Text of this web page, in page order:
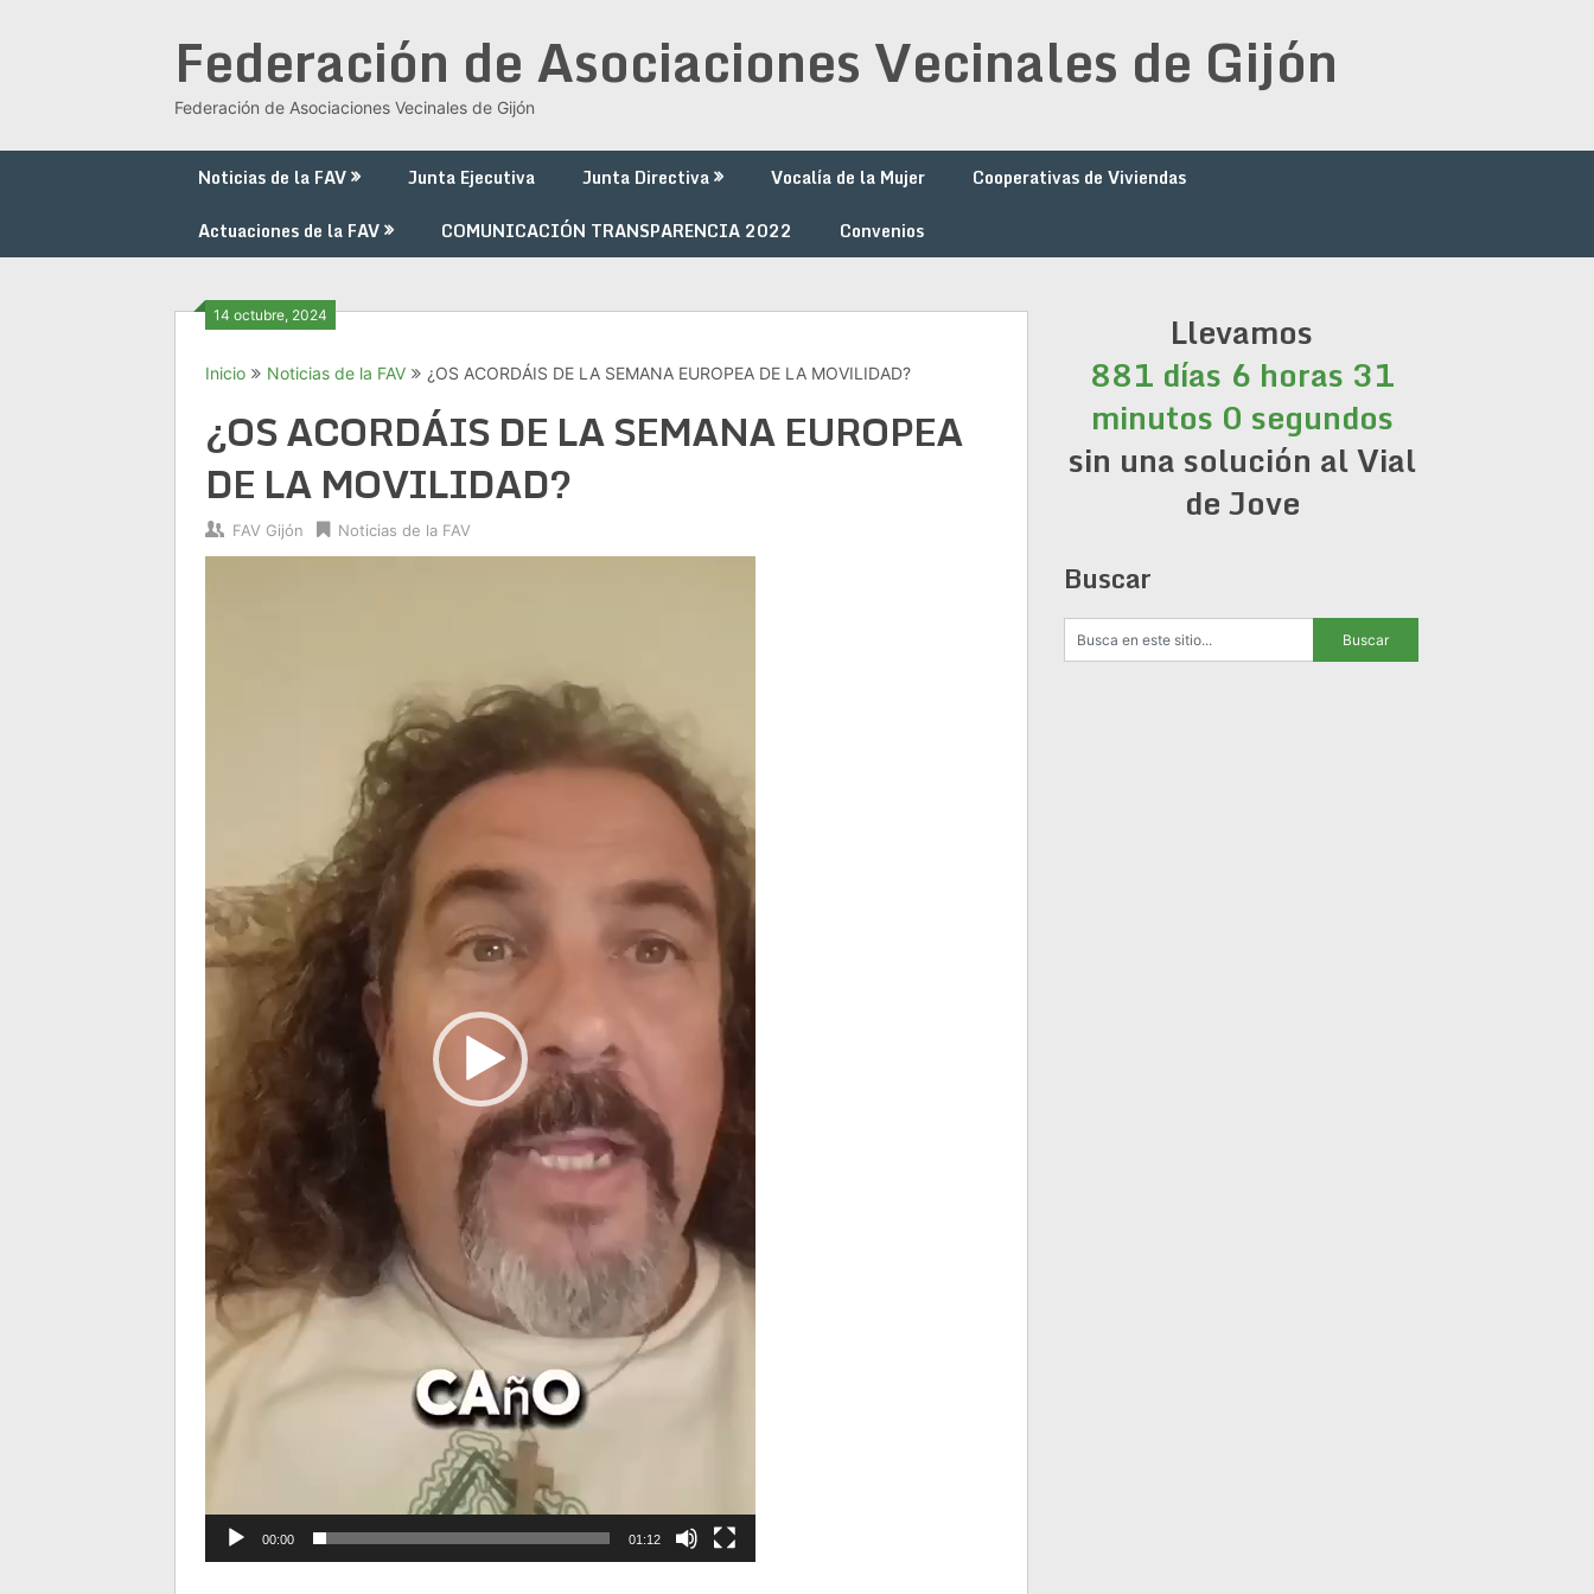
Federación de Asociaciones Vecinales de Gijón
Federación de Asociaciones Vecinales de Gijón
Noticias de la FAV Junta Ejecutiva Junta Directiva Vocalía de la Mujer
Cooperativas de Viviendas
Actuaciones de la FAV
COMUNICACIÓN TRANSPARENCIA 2022 Convenios
14 octubre, 2024
Inicio Noticias de la FAV ¿OS ACORDÁIS DE LA SEMANA EUROPEA DE LA MOVILIDAD?
¿OS ACORDÁIS DE LA SEMANA EUROPEA
DE LA MOVILIDAD?
FAV Gijón Noticias de la FAV
00:00 01:12
Llevamos
881 días 6 horas 31
minutos 0 segundos
sin una solución al Vial
de Jove
Buscar